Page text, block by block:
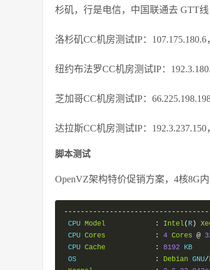
杉矶，行是电信，中国联通去 GTT
洛杉矶CC机房测试IP：107.175.180.6
纽约布法罗CC机房测试IP：
芝加哥CC机房测试IP：
达拉斯CC机房测试IP：192.3.237.150
脚本测试
OpenVZ架构特价促销方案，4核8G
CPU Model : Intel( R)
CPU Cores : 4 Cores @
CPU Cache : 8192 KB
OS
: Debian GNU/